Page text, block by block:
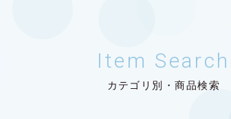
Item Search
カテゴリ別・商品検索